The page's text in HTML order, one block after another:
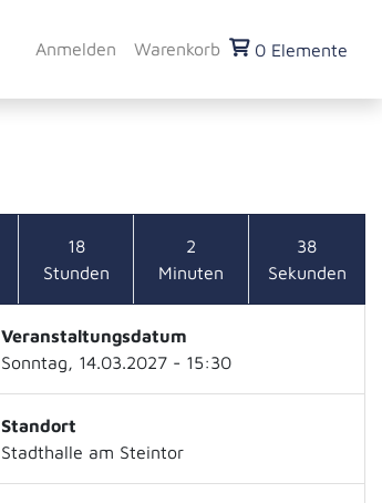
Anmelden Warenkorb 0 Elemente
18
Stunden
2
Minuten
37
Sekunden
Veranstaltungsdatum
Sonntag, 14.03.2027 - 15:30
Standort
Stadthalle am Steintor